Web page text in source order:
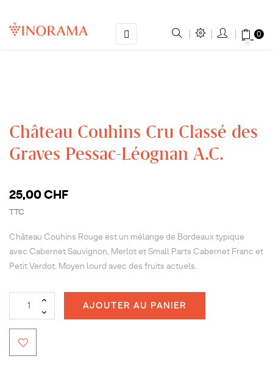
Basculer
la
☰ 0
Château Couhins Cru Classé des
Graves Pessac-Léognan A.C.
25,00 CHF
TTC
Château Couhins Rouge est un mélange de Bordeaux typique
avec Cabernet Sauvignon, Merlot et Small Parts Cabernet Franc et
Petit Verdot. Moyen lourd avec des fruits actuels.
AJOUTER AU PANIER